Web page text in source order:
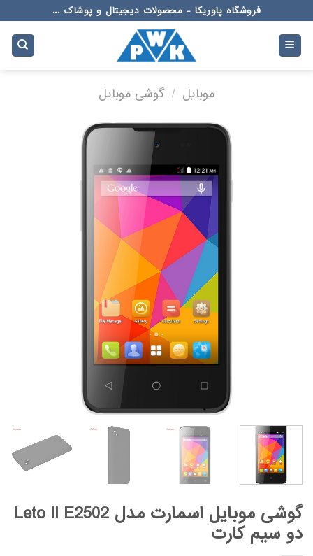
to
content
فروشگاه پاوریکا - محصولات دیجیتال و پوشاک ...
موبایل / گوشی موبایل
گوشی موبایل اسمارت مدل Leto II E2502
دو سیم کارت